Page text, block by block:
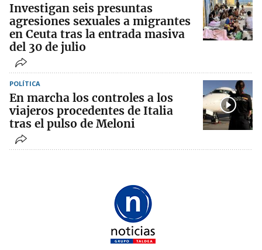
Investigan seis presuntas
agresiones sexuales a migrantes
en Ceuta tras la entrada masiva
del 30 de julio
POLÍTICA
En marcha los controles a los
viajeros procedentes de Italia
tras el pulso de Meloni